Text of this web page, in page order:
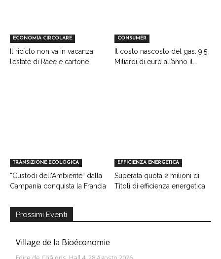
ECONOMIA CIRCOLARE
Il riciclo non va in vacanza,
l’estate di Raee e cartone
CONSUMER
Il costo nascosto del gas: 9,5
Miliardi di euro all’anno il...
TRANSIZIONE ECOLOGICA
“Custodi dell’Ambiente” dalla
Campania conquista la Francia
EFFICIENZA ENERGETICA
Superata quota 2 milioni di
Titoli di efficienza energetica
Prossimi Eventi
Village de la Bioéconomie